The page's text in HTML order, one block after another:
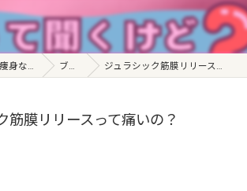
名古屋駅近くの痩身ならSUNNIE ブログ ジュラシック筋膜リリースって痛いの？
筋膜リリースって痛いの？